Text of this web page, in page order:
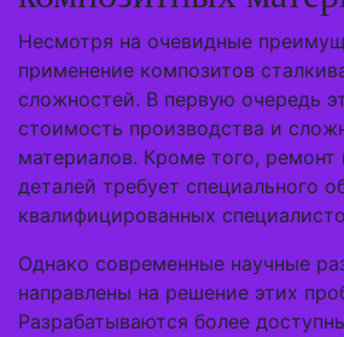
Несмотря на очевидные
применение композитов
сложностей. В первую очередь
стоимость производства и
материалов. Кроме того, ремонт
деталей требует специального
квалифицированных
Однако современные научные
направлены на решение этих
Разрабатываются более